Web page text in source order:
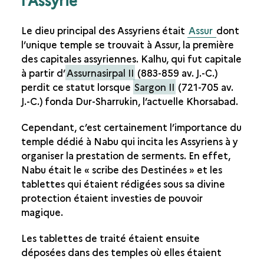
Le dieu principal des Assyriens était Assur dont
l’unique temple se trouvait à Assur, la première
des capitales assyriennes. Kalhu, qui fut capitale
à partir d’Assurnasirpal II (883-859 av. J.-C.)
perdit ce statut lorsque Sargon II (721-705 av.
J.-C.) fonda Dur-Sharrukin, l’actuelle Khorsabad.
Cependant, c’est certainement l’importance du
temple dédié à Nabu qui incita les Assyriens à y
organiser la prestation de serments. En effet,
Nabu était le « scribe des Destinées » et les
tablettes qui étaient rédigées sous sa divine
protection étaient investies de pouvoir
magique.
Les tablettes de traité étaient ensuite
déposées dans des temples où elles étaient